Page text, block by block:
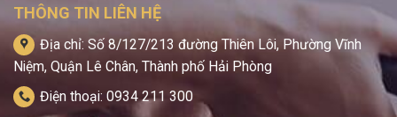
THÔNG TIN LIÊN HỆ
Địa chỉ: Số 8/127/213 đường Thiên Lôi, Phường Vĩnh
Niệm, Quận Lê Chân, Thành phố Hải Phòng
Điện thoại: 0934 211 300